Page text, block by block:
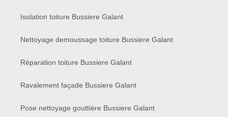
Isolation toiture Bussiere Galant
Nettoyage demoussage toiture Bussiere Galant
Réparation toiture Bussiere Galant
Ravalement façade Bussiere Galant
Pose nettoyage gouttière Bussiere Galant